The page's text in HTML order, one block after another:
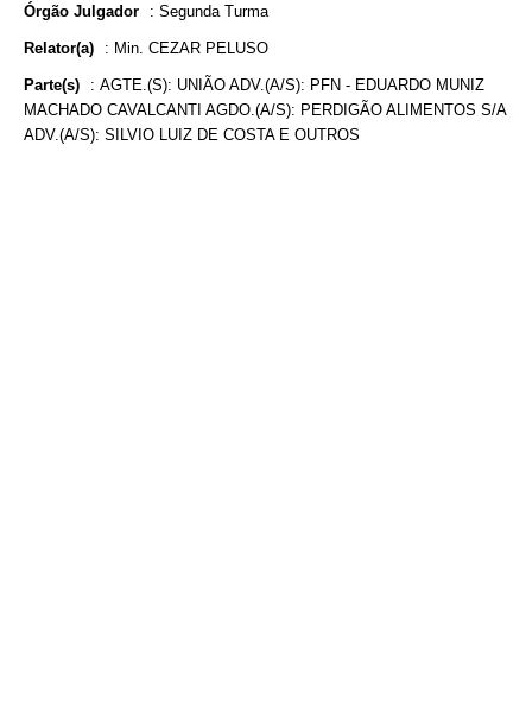
Órgão Julgador : Segunda Turma
Relator(a) : Min. CEZAR PELUSO
Parte(s) : AGTE.(S): UNIÃO ADV.(A/S): PFN - EDUARDO MUNIZ
MACHADO CAVALCANTI AGDO.(A/S): PERDIGÃO ALIMENTOS S/A
ADV.(A/S): SILVIO LUIZ DE COSTA E OUTROS